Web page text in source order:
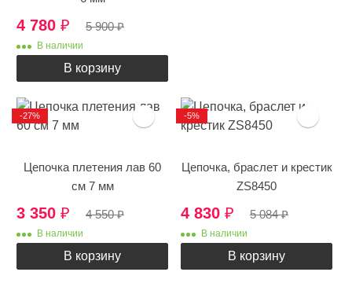
4 780 ₽ 5 900₽
В наличии
В корзину
Цепочка плетения лав 60
см 7 мм
3 350 ₽ 4 550₽
В наличии
В корзину
-27%
Цепочка, браслет и крестик
ZS8450
4 830 ₽ 5 084₽
В наличии
В корзину
-5%